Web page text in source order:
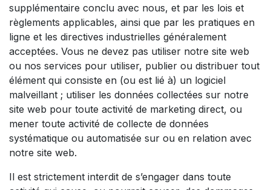
supplémentaire conclu avec nous, et par les lois et
règlements applicables, ainsi que par les pratiques en
ligne et les directives industrielles généralement
acceptées. Vous ne devez pas utiliser notre site web
ou nos services pour utiliser, publier ou distribuer tout
élément qui consiste en (ou est lié à) un logiciel
malveillant ; utiliser les données collectées sur notre
site web pour toute activité de marketing direct, ou
mener toute activité de collecte de données
systématique ou automatisée sur ou en relation avec
notre site web.
Il est strictement interdit de s’engager dans toute